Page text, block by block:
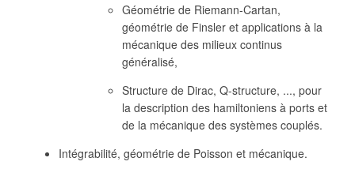
Géométrie de Riemann-Cartan,
géométrie de Finsler et applications à la
mécanique des milieux continus
généralisé,
Structure de Dirac, Q-structure, ..., pour
la description des hamiltoniens à ports et
de la mécanique des systèmes couplés.
Intégrabilité, géométrie de Poisson et mécanique.